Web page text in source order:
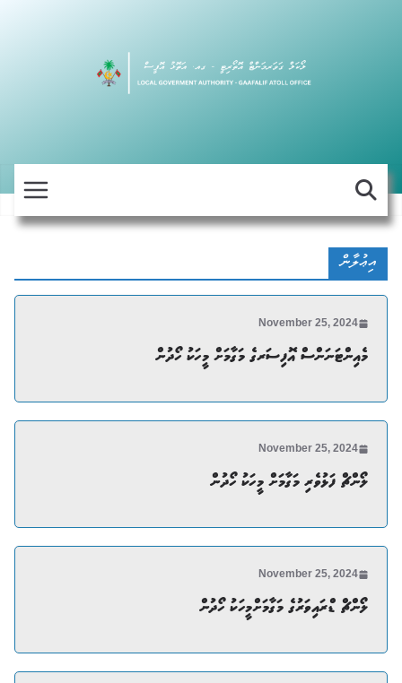
އިޢުލާން
November 25, 2024
މެއިންޓަނަންސް އޮފިސަރގެ މަގާމަށް މީހަކު ހޯދުން
November 25, 2024
ލޯންޗް ފަޅުވެރި މަގާމަށް މީހަކު ހޯދުން
November 25, 2024
ލޯންޗް ޑްރައިވަރުގެ މަގާމަށްމީހަކު ހޯދުން